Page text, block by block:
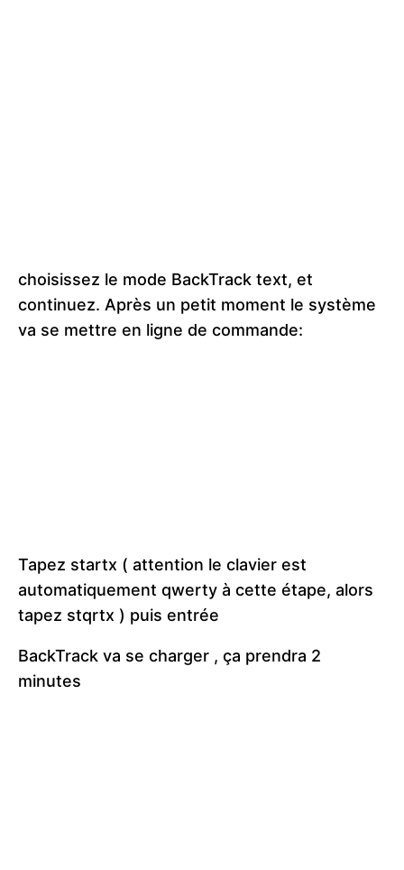
choisissez le mode BackTrack text, et
continuez. Après un petit moment le système
va se mettre en ligne de commande:
Tapez startx ( attention le clavier est
automatiquement qwerty à cette étape, alors
tapez stqrtx ) puis entrée
BackTrack va se charger , ça prendra 2
minutes